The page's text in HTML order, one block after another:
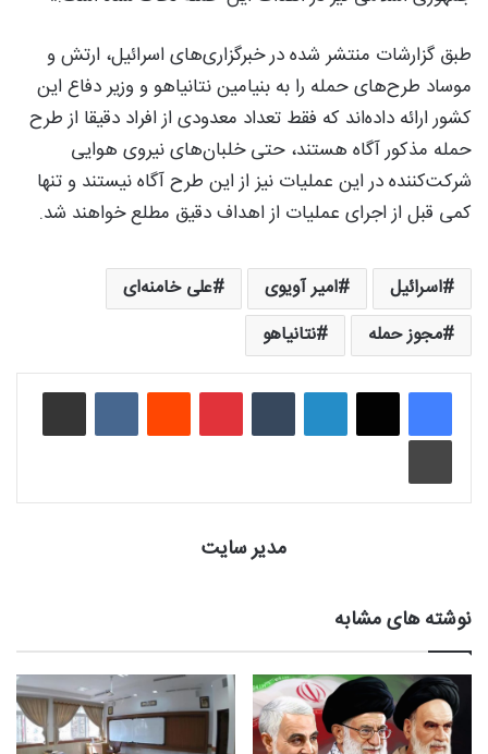
طبق گزارشات منتشر شده در خبرگزاری‌های اسرائیل، ارتش و
موساد طرح‌های حمله را به بنیامین نتانیاهو و وزیر دفاع این
کشور ارائه داده‌اند که فقط تعداد معدودی از افراد دقیقا از طرح
حمله مذکور آگاه هستند، حتی خلبان‌های نیروی هوایی
شرکت‌کننده در این عملیات نیز از این طرح آگاه نیستند و تنها
کمی قبل از اجرای عملیات از اهداف دقیق مطلع خواهند شد.
اسرائیل امیر آویوی
علی خامنه‌ای
مجوز حمله
نتانیاهو
لینکدین ‫تامبلر ‫پین‌ترست‫رددیت ‫VKontakteاشتراک گذاری از طریق ایمیل
چاپ
مدیر سایت
نوشته های مشابه